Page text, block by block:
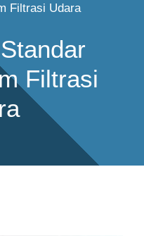
Filtrasi Udara
Filtrasi